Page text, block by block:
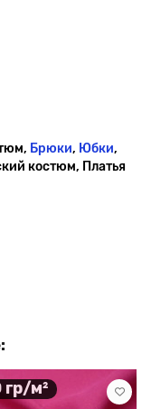
Брюки, Юбки,
костюм, Платья
гр/м²